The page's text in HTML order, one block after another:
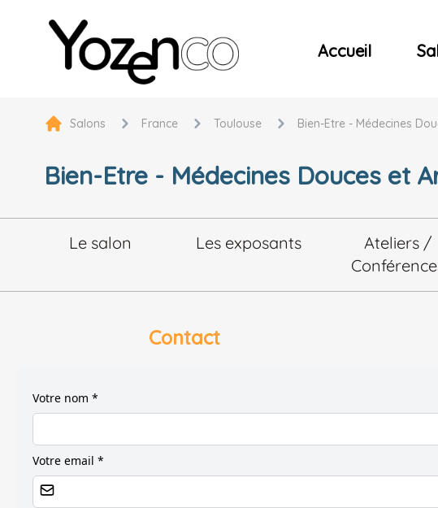
Yozenco - Organisateur de Salons, Evénements et Concerts
Accueil
Salons France Toulouse Bien-Etre - Médecines
Bien-Etre - Médecines Douces et
Le salon Les exposants
Ateliers /
Contact
Votre nom *
Votre email *